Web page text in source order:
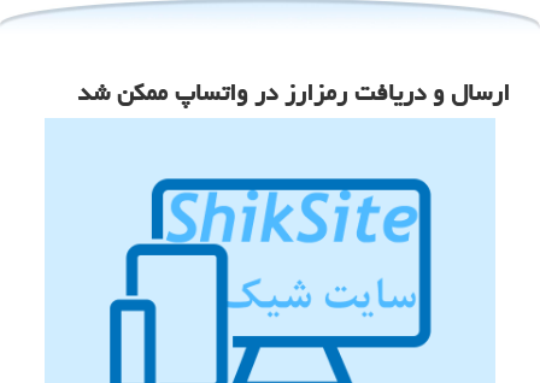
ارسال و دریافت رمزارز در واتساپ ممکن شد